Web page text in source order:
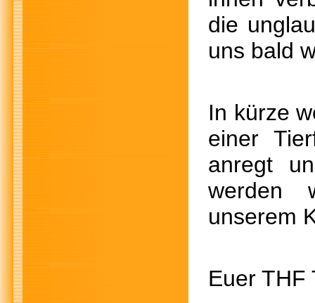
die
uns bald
In kürze
einer
anregt
werden
unserem
Euer